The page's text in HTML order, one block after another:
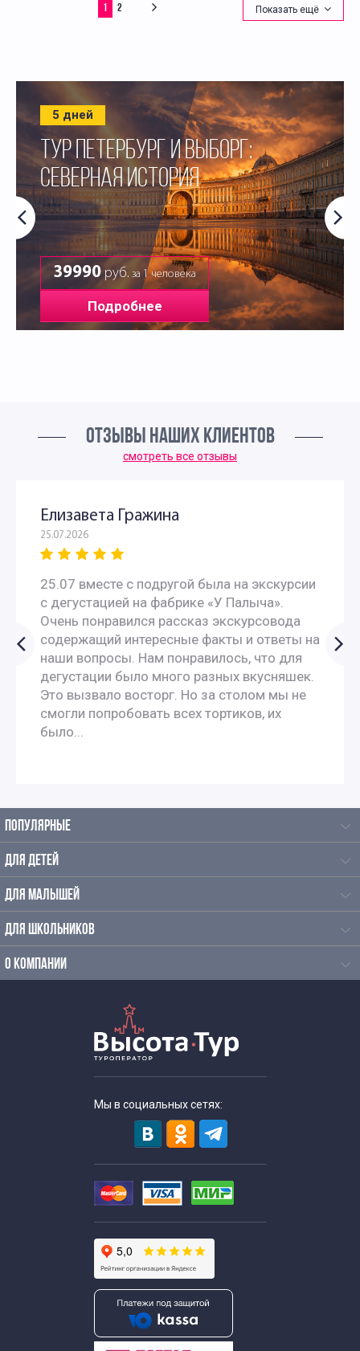
1 2 Показать ещё
5 дней
ТУР ПЕТЕРБУРГ И ВЫБОРГ:
СЕВЕРНАЯ ИСТОРИЯ
39990 руб. за 1 человека
Подробнее
ОТЗЫВЫ НАШИХ КЛИЕНТОВ
смотреть все отзывы
Елизавета Гражина
25.07.2026
25.07 вместе с подругой была на экскурсии
с дегустацией на фабрике «У Палыча».
Очень понравился рассказ экскурсовода
содержащий интересные факты и ответы на
наши вопросы. Нам понравилось, что для
дегустации было много разных вкусняшек.
Это вызвало восторг. Но за столом мы не
смогли попробовать всех тортиков, их
было...
ПОПУЛЯРНЫЕ
ДЛЯ ДЕТЕЙ
ДЛЯ МАЛЫШЕЙ
ДЛЯ ШКОЛЬНИКОВ
О КОМПАНИИ
Мы в социальных сетях: